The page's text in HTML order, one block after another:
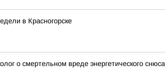
в Красногорске
о смертельном вреде энергетического снюса